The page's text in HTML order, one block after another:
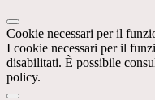
Cookie necessari per il
I cookie necessari per il
disabilitati. È possibile
policy.